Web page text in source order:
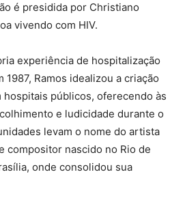
é presidida por Christiano
vivendo com HIV.
experiência de hospitalização
Ramos idealizou a criação
públicos, oferecendo às
e ludicidade durante o
levam o nome do artista
compositor nascido no Rio de
onde consolidou sua